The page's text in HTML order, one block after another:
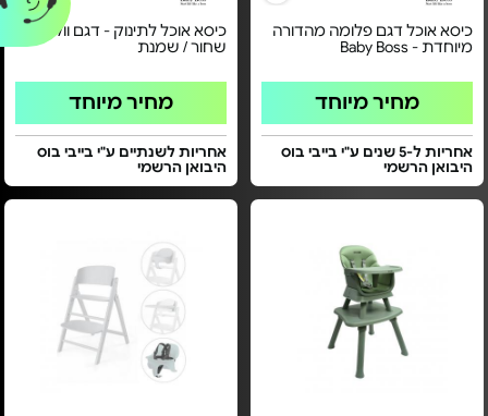
כיסא אוכל דגם פלומה מהדורה
מיוחדת - Baby Boss
מחיר מיוחד
אחריות ל-5 שנים ע"י בייבי בוס
היבואן הרשמי
כיסא אוכל לתינוק - דגם וולט |
שחור / שמנת
מחיר מיוחד
אחריות לשנתיים ע"י בייבי בוס
היבואן הרשמי